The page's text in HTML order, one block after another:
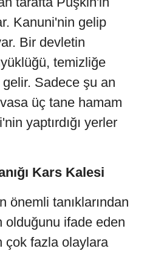
Kanuni'nin gelip
Bir devletin
temizliğe
Sadece şu an
üç tane hamam
yaptırdığı yerler
Kars Kalesi
önemli tanıklarından
olduğunu ifade eden
çok fazla olaylara